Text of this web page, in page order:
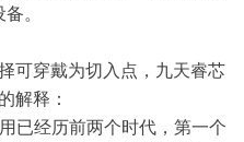
。
可穿戴为切入点，九天睿芯
解释：
已经历前两个时代，第一个